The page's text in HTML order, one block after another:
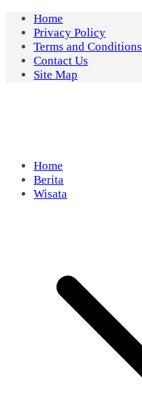
Skip
content
Home
Privacy Policy
Terms and Conditions
Contact Us
Site Map
Home
Berita
Wisata